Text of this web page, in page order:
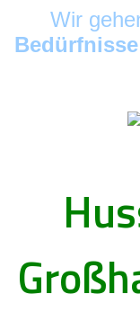
Wir